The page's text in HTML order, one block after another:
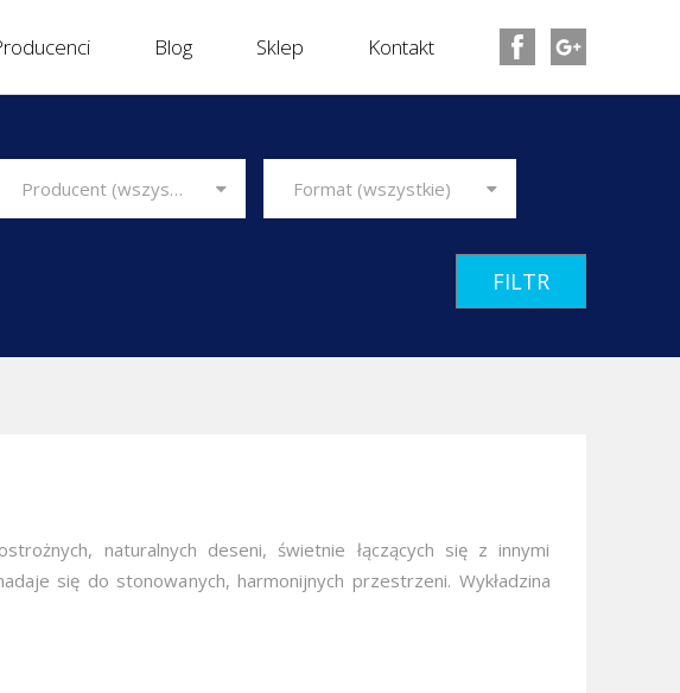
Blog Sklep Kontakt
Producent (wszyscy) Format (wszystkie)
FILTR
naturalnych deseni, świetnie łączących się z innymi
się do stonowanych, harmonijnych przestrzeni. Wykładzina